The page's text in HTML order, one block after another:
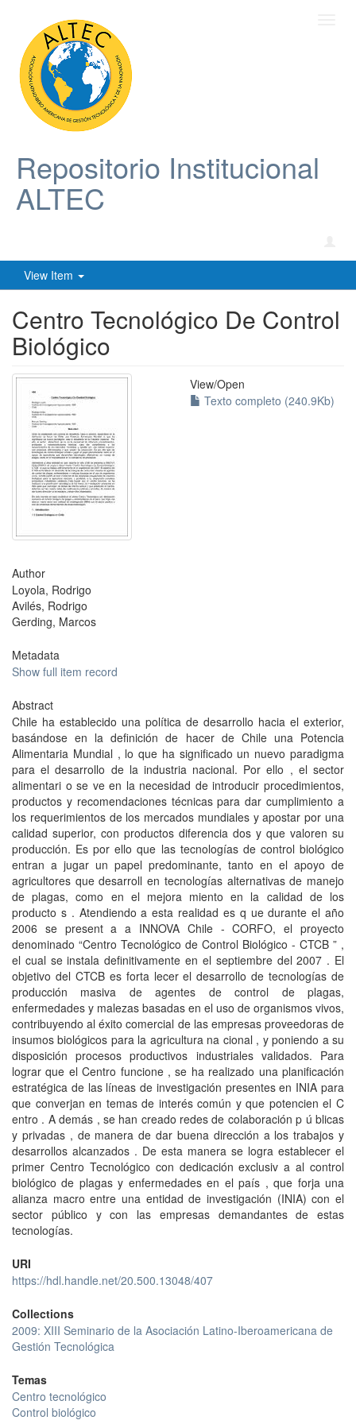
Repositorio Institucional
ALTEC
View Item
Centro Tecnológico De Control
Biológico
View/Open
Texto completo (240.9Kb)
Author
Loyola, Rodrigo
Avilés, Rodrigo
Gerding, Marcos
Metadata
Show full item record
Abstract
Chile ha establecido una política de desarrollo hacia el exterior,
basándose en la definición de hacer de Chile una Potencia
Alimentaria Mundial , lo que ha significado un nuevo paradigma
para el desarrollo de la industria nacional. Por ello , el sector
alimentari o se ve en la necesidad de introducir procedimientos,
productos y recomendaciones técnicas para dar cumplimiento a
los requerimientos de los mercados mundiales y apostar por una
calidad superior, con productos diferencia dos y que valoren su
producción. Es por ello que las tecnologías de control biológico
entran a jugar un papel predominante, tanto en el apoyo de
agricultores que desarroll en tecnologías alternativas de manejo
de plagas, como en el mejora miento en la calidad de los
producto s . Atendiendo a esta realidad es q ue durante el año
2006 se present a a INNOVA Chile - CORFO, el proyecto
denominado “Centro Tecnológico de Control Biológico - CTCB ” ,
el cual se instala definitivamente en el septiembre del 2007 . El
objetivo del CTCB es forta lecer el desarrollo de tecnologías de
producción masiva de agentes de control de plagas,
enfermedades y malezas basadas en el uso de organismos vivos,
contribuyendo al éxito comercial de las empresas proveedoras de
insumos biológicos para la agricultura na cional , y poniendo a su
disposición procesos productivos industriales validados. Para
lograr que el Centro funcione , se ha realizado una planificación
estratégica de las líneas de investigación presentes en INIA para
que converjan en temas de interés común y que potencien el C
entro . A demás , se han creado redes de colaboración p ú blicas
y privadas , de manera de dar buena dirección a los trabajos y
desarrollos alcanzados . De esta manera se logra establecer el
primer Centro Tecnológico con dedicación exclusiv a al control
biológico de plagas y enfermedades en el país , que forja una
alianza macro entre una entidad de investigación (INIA) con el
sector público y con las empresas demandantes de estas
tecnologías.
URI
https://hdl.handle.net/20.500.13048/407
Collections
2009: XIII Seminario de la Asociación Latino-Iberoamericana de
Gestión Tecnológica
Temas
Centro tecnológico
Control biológico